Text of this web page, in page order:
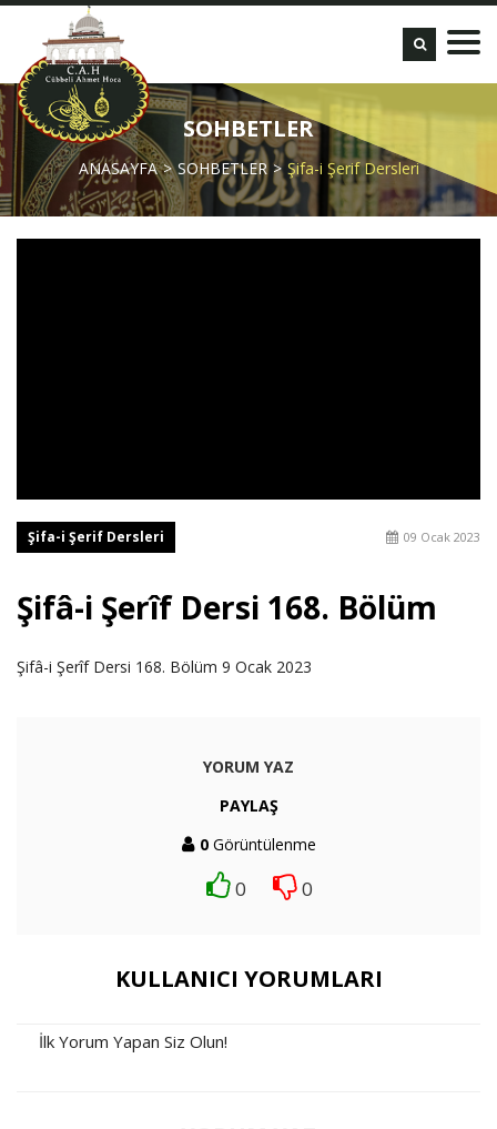
SOHBETLER
ANASAYFA SOHBETLER Şifa-i Şerif Dersleri
Şifa-i Şerif Dersleri 09 Ocak 2023
Şifâ-i Şerîf Dersi 168. Bölüm
Şifâ-i Şerîf Dersi 168. Bölüm 9 Ocak 2023
YORUM YAZ
PAYLAŞ
0Görüntülenme
0 0
KULLANICI YORUMLARI
İlk Yorum Yapan Siz Olun!